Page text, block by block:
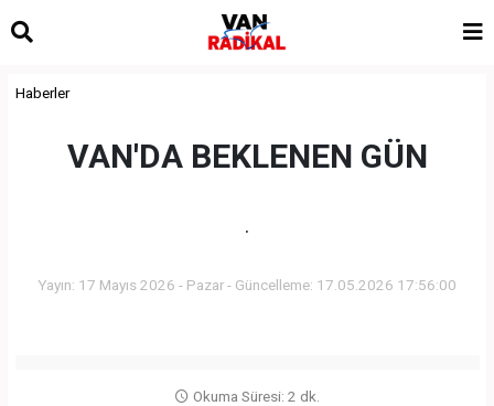
Haberler
VAN'DA BEKLENEN GÜN
.
Yayın: 17 Mayıs 2026 - Pazar - Güncelleme: 17.05.2026 17:56:00
Okuma Süresi: 2 dk.